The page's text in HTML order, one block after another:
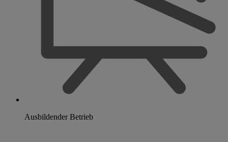
Ausbildender Betrieb